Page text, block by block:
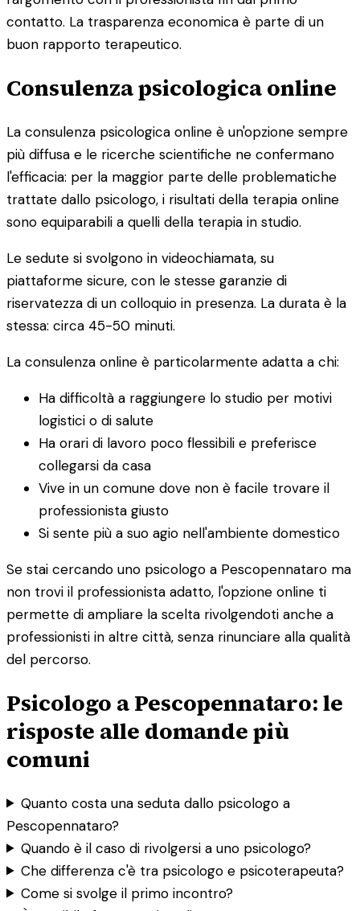
contatto. La trasparenza economica è parte di un
buon rapporto terapeutico.
Consulenza psicologica online
La consulenza psicologica online è un'opzione sempre
più diffusa e le ricerche scientifiche ne confermano
l'efficacia: per la maggior parte delle problematiche
trattate dallo psicologo, i risultati della terapia online
sono equiparabili a quelli della terapia in studio.
Le sedute si svolgono in videochiamata, su
piattaforme sicure, con le stesse garanzie di
riservatezza di un colloquio in presenza. La durata è la
stessa: circa 45-50 minuti.
La consulenza online è particolarmente adatta a chi:
Ha difficoltà a raggiungere lo studio per motivi
logistici o di salute
Ha orari di lavoro poco flessibili e preferisce
collegarsi da casa
Vive in un comune dove non è facile trovare il
professionista giusto
Si sente più a suo agio nell'ambiente domestico
Se stai cercando uno psicologo a Pescopennataro ma
non trovi il professionista adatto, l'opzione online ti
permette di ampliare la scelta rivolgendoti anche a
professionisti in altre città, senza rinunciare alla qualità
del percorso.
Psicologo a Pescopennataro: le
risposte alle domande più
comuni
Quanto costa una seduta dallo psicologo a
Pescopennataro?
Quando è il caso di rivolgersi a uno psicologo?
Che differenza c'è tra psicologo e psicoterapeuta?
Come si svolge il primo incontro?